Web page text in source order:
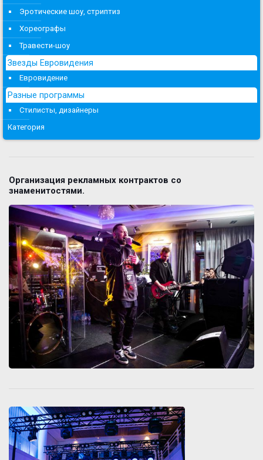
Эротические шоу, стриптиз
Хореографы
Травести-шоу
Звезды Евровидения
Евровидение
Разные программы
Стилисты, дизайнеры
Категория
Организация рекламных контрактов со
знаменитостями.